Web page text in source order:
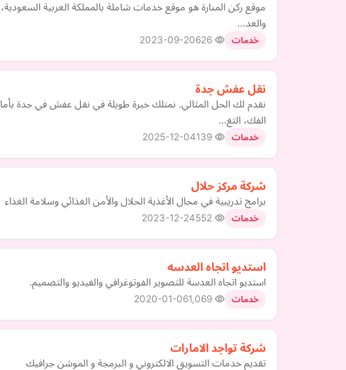
موقع ركن المنارة هو موقع خدمات شاملة بالمملكة العربية
والعد…
خدمات 2023-09-20
نقل عفش جدة
نقدم لك الحل المثالي. نمتلك خبرة طويلة في نقل عفش في جدة
الفك، التغ…
خدمات 2025-12-04
شركة مركز حلال
برامج تدريبية في مجال الأغذية الحلال والأمن الغذائي وسلامة الغذاء
خدمات 2023-12-24
استديو اتجاه العدسه
استديو اتجاه العدسة للتصوير الفوتوغرافي والفيديو والتصميم.
خدمات 2020-01-06
شركة تواجد الامارات
تقديم خدمات التسويق الالكتروني و البرمجة و الموشن جرافيك